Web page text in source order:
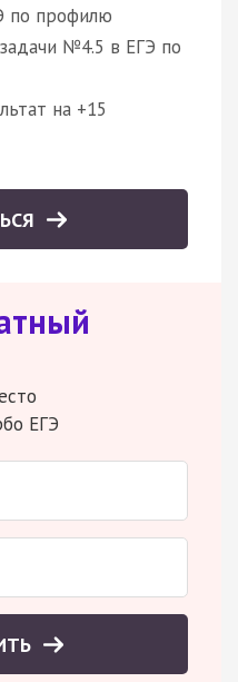
по профилю
№4.5 в ЕГЭ по
на +15
ЕГЭ